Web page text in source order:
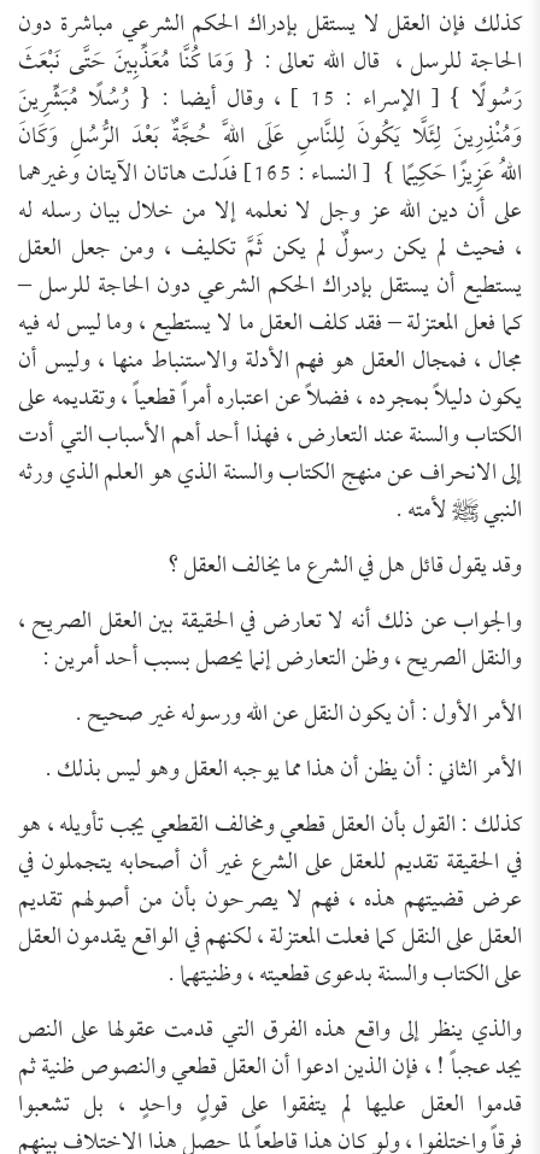
كذلك فإن العقل لا يستقل بإدراك الحكم الشرعي مباشرة دون
الحاجة للرسل ، قال الله تعالى : { وَمَا كُنَّا مُعَذِّبِينَ حَتَّى نَبْعَثَ
رَسُولًا } [ الإسراء : 15 ] ،وقال أيضا : { رُسُلًا مُبَشِّرِينَ
وَمُنْذِرِينَ لِئَلَّا يَكُونَ لِلنَّاسِ عَلَى اللَّهِ حُجَّةٌبَعْدَ الرُّسُلِ وَكَانَ
اللهُعَزِيزًا حَكِيمًا} [ النساء : 165] فدلت هاتان الآيتان وغيرهما
على أن دين الله عز وجل لا نعلمه إلا من خلال بيان رسله له
، فحيث لم يكن رسول لم يكنثمتكليف ، ومن جعل العقل
يستطيع أن يستقل بإدراك الحكم الشرعي دون الحاجة للرسل–
كما فعل المعتزلة –فقد كلف العقل ما لا يستطيع ، وما ليس له فيه
مجال ، فمجال العقل هو فهم الأدلة والاستنباط منها ، وليس أن
يكون دليلابمجرده ، فضلاعن اعتباره أمراقطعيا، وتقديمه على
الكتاب والسنة عند التعارض ، فهذا أحد أهم الأسباب التي أدت
إلى الانحراف عن منهجالكتاب والسنة الذي هو العلم الذي ورثه
النبي ﷺ لأمته .
وقد يقول قائل هل في الشرع ما يخالف العقل ؟
والجواب عن ذلك أنه لا تعارض في الحقيقة بين العقل الصريح ،
والنقل الصريح ، وظن التعارض إنما يحصل بسبب أحد أمرين :
الأمر الأول : أن يكون النقل عن الله ورسوله غير صحيح .
الأمر الثاني : أن يظن أن هذا مما يوجبه العقل وهو ليس بذلك .
كذلك : القول بأن العقل قطعي ومخالف القطعي يجب تأويله ، هو
في الحقيقة تقديم للعقل على الشرع غير أن أصحابه يتجملون في
عرض قضيتهم هذه ، فهم لا يصرحون بأن من أصولهم تقديم
العقل على النقلكما فعلت المعتزلة ، لكنهم في الواقع يقدمون العقل
على الكتاب والسنة بدعوى قطعيته ، وظنيتهما .
والذي ينظر إلى واقع هذه الفرق التي قدمت عقولها على النص
يجدعجباً ! ،فإن الذين ادعوا أن العقل قطعي والنصوص ظنية ثم
قدموا العقل عليها لم يتفقوا على قول واحد، بل تشعبوا